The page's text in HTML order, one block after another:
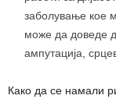
заболување кое
може да доведе
ампутација,
Како да се намали